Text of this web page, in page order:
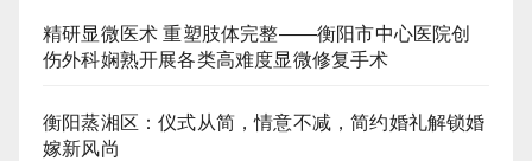
精研显微医术 重塑肢体完整——衡阳市中心医院创
伤外科娴熟开展各类高难度显微修复手术
衡阳蒸湘区：仪式从简，情意不减，简约婚礼解锁婚
嫁新风尚